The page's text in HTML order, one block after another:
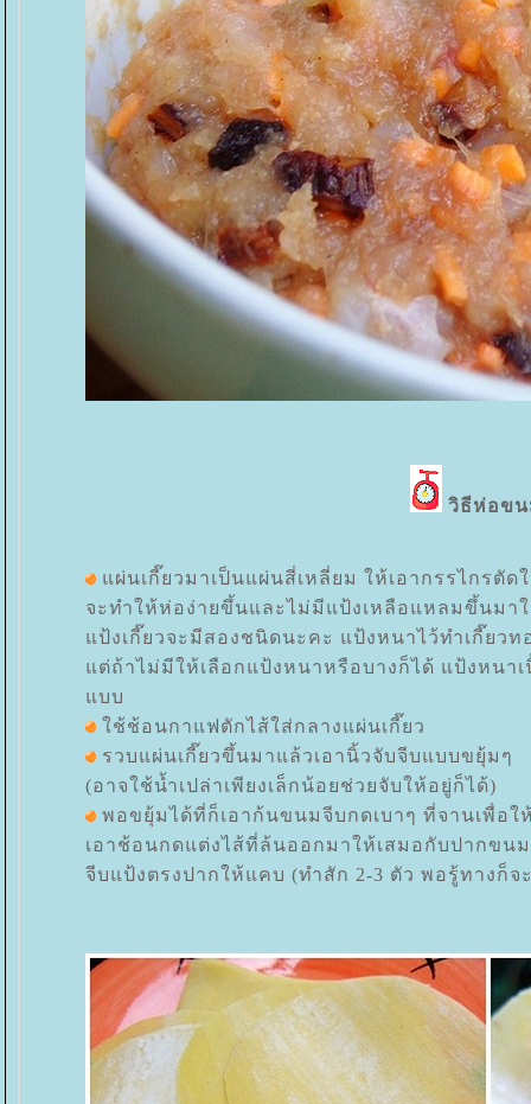
วิธีห่อข
ผ่นเกี๊ยวมาเป็นแผ่นสี่เหลี่ยม ให้เอากรรไกรตัด
จะทำให้ห่อง่ายขึ้นและไม่มีแป้งเหลือแหลมขึ้นมาใ
ป้งเกี๊ยวจะมีสองชนิดนะคะ แป้งหนาไว้ทำเกี๊ยวท
ต่ถ้าไม่มีให้เลือกแป้งหนาหรือบางก็ได้ แป้งหนา
บบ
ช้ช้อนกาแฟตักไส้ใส่กลางแผ่นเกี๊ยว
รวบแผ่นเกี๊ยวขึ้นมาแล้วเอานิ้วจับจีบแบบขยุ้มๆ
(อาจใช้น้ำเปล่าเพียงเล็กน้อยช่วยจับให้อยู่ก็ได้)
พอขยุ้มได้ที่ก็เอาก้นขนมจีบกดเบาๆ ที่จานเพื่อใ
เอาช้อนกดแต่งไส้ที่ล้นออกมาให้เสมอกับปากขน
จีบแป้งตรงปากให้แคบ (ทำสัก 2-3 ตัว พอรู้ทางก็จ